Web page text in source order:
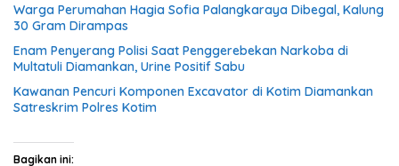
Warga Perumahan Hagia Sofia Palangkaraya Dibegal, Kalung
30 Gram Dirampas
Enam Penyerang Polisi Saat Penggerebekan Narkoba di
Multatuli Diamankan, Urine Positif Sabu
Kawanan Pencuri Komponen Excavator di Kotim Diamankan
Satreskrim Polres Kotim
Bagikan ini: